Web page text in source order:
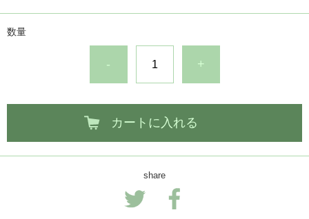
数量
- +
カートに入れる
share